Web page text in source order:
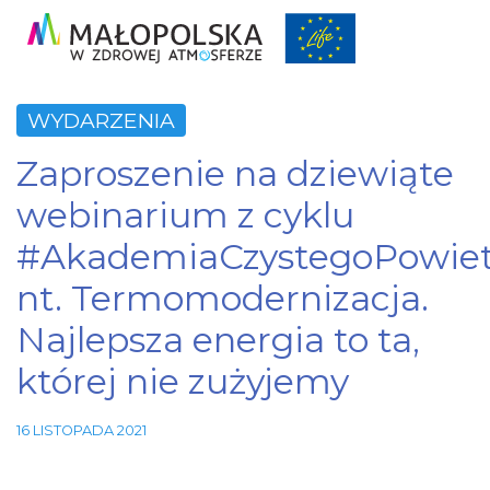
WYDARZENIA
Zaproszenie na dziewiąte
webinarium z cyklu
nt. Termomodernizacja.
Najlepsza energia to ta,
której nie zużyjemy
16 LISTOPADA 2021
Niezbędne